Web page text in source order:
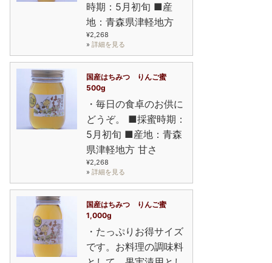
時期：5月初旬 ■産
地：青森県津軽地方
¥2,268
» 詳細を見る
国産はちみつ りんご蜜
500g
・毎日の食卓のお供に
どうぞ。 ■採蜜時期：
5月初旬 ■産地：青森
県津軽地方 甘さ
¥2,268
» 詳細を見る
国産はちみつ りんご蜜
1,000g
・たっぷりお得サイズ
です。お料理の調味料